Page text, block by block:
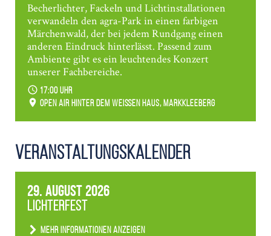
Becherlichter, Fackeln und Lichtinstallationen
verwandeln den agra-Park in einen farbigen
Märchenwald, der bei jedem Rundgang einen
anderen Eindruck hinterlässt. Passend zum
Ambiente gibt es ein leuchtendes Konzert
unserer Fachbereiche.
17:00 Uhr
Open Air hinter dem weißen Haus, Markkleeberg
Veranstaltungs­kalender
29. August 2026
Lichterfest
Mehr Informationen anzeigen